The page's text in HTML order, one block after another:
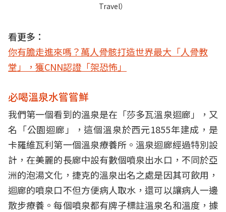
Travel）
看更多：
你有膽走進來嗎？萬人骨骸打造世界最大「人骨教
堂」，獲CNN認證「架恐怖」
必喝溫泉水嘗嘗鮮
我們第一個看到的溫泉是在「莎多瓦溫泉迴廊」，又
名「公園迴廊」，這個溫泉於西元1855年建成，是
卡羅維瓦利第一個溫泉療養所。溫泉迴廊經過特別設
計，在美麗的長廊中設有數個噴泉出水口，不同於亞
洲的泡湯文化，捷克的溫泉出名之處是因其可飲用，
迴廊的噴泉口不但方便病人取水，還可以讓病人一邊
散步療養。每個噴泉都有牌子標註溫泉名和溫度，據